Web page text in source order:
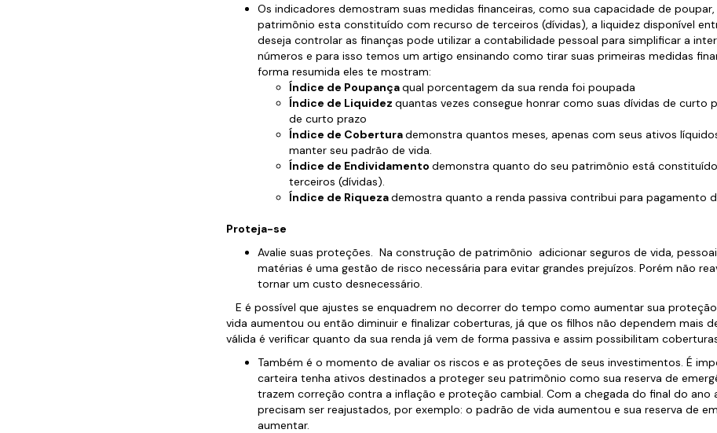
Os indicadores demostram suas medidas financeiras, como sua capacidade de
patrimônio esta constituído com recurso de terceiros (dívidas), a liquidez disponível
deseja controlar as finanças pode utilizar a contabilidade pessoal para simplificar a
números e para isso temos um artigo ensinando como tirar suas primeiras medidas
forma resumida eles te mostram:
Índice de Poupançaqual porcentagem da sua renda foi poupada
Índice de Liquidez quantas vezes consegue honrar como suas dívidas de curto
de curto prazo
Índice de Coberturademonstra quantos meses, apenas com seus ativos
manter seu padrão de vida.
Índice de Endividamento demonstra quanto do seu patrimônio está
terceiros (dívidas).
Índice de Riquezademostra quanto a renda passiva contribui para pagamento
Proteja-se
Avalie suas proteções. Na construção de patrimônio adicionar seguros de vida,
matérias é uma gestão de risco necessária para evitar grandes prejuízos. Porém não
tornar um custo desnecessário.
E é possível que ajustes se enquadrem no decorrer do tempo como aumentar sua
vida aumentou ou então diminuir e finalizar coberturas, já que os filhos não dependem mais
válida é verificar quanto da sua renda já vem de forma passiva e assim possibilitam
Também é o momento de avaliar os riscos e as proteções de seus investimentos. É
carteira tenha ativos destinados a proteger seu patrimônio como sua reserva de
trazem correção contra a inflação e proteção cambial. Com a chegada do final do ano
precisam ser reajustados, por exemplo: o padrão de vida aumentou e sua reserva de
aumentar.